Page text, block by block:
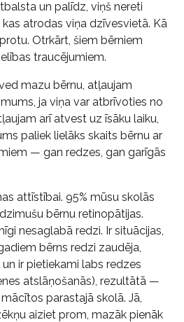
un palīdz, viņš nereti
atrodas viņa dzīvesvietā. Kā
Otrkārt, šiem bērniem
traucējumiem.
mazu bērnu, atļaujam
ja viņa var atbrīvoties no
arī atvest uz īsāku laiku,
paliek lielāks skaits bērnu ar
— gan redzes, gan garīgās
attīstībai. 95% mūsu skolās
bērnu retinopātijas.
nesaglabā redzi. Ir situācijas,
bērns redzi zaudēja,
ir pietiekami labs redzes
atslāņošanās), rezultātā —
parastajā skolā. Jā,
aiziet prom, mazāk pienāk